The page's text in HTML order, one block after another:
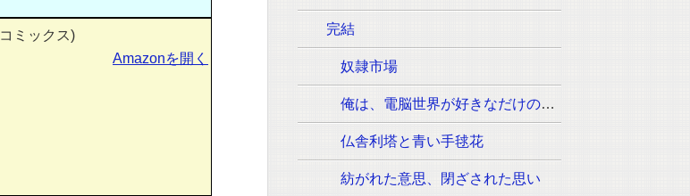
ミックス)
Amazonを開く
完結
奴隷市場
俺は、電脳世界が好きなだけの一般人です
仏舎利塔と青い手毬花
紡がれた意思、閉ざされた思い